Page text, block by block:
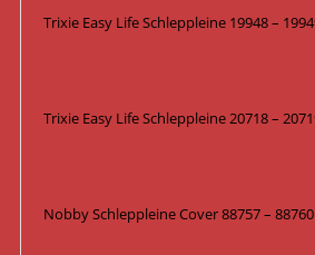
Trixie Easy Life Schleppleine 19948 –
Trixie Easy Life Schleppleine 20718 –
Nobby Schleppleine Cover 88757 –